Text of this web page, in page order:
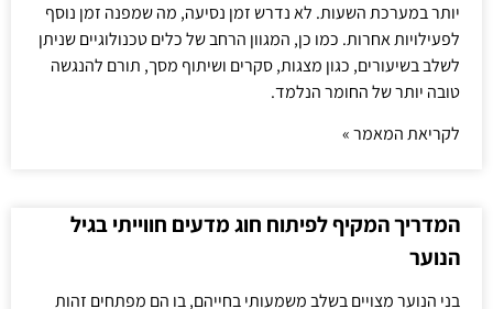
יותר במערכת השעות. לא נדרש זמן נסיעה, מה שמפנה זמן נוסף
לפעילויות אחרות. כמו כן, המגוון הרחב של כלים טכנולוגיים שניתן
לשלב בשיעורים, כגון מצגות, סקרים ושיתוף מסך, תורם להנגשה
טובה יותר של החומר הנלמד.
לקריאת המאמר »
המדריך המקיף לפיתוח חוג מדעים חווייתי בגיל
הנוער
בני הנוער מצויים בשלב משמעותי בחייהם, בו הם מפתחים זהות